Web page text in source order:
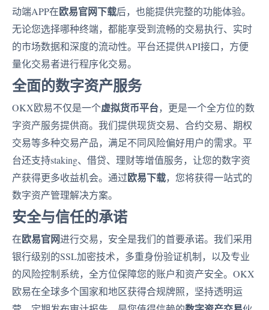
动端APP在欧易官网下载后，也能提供完整的功能体验。
无论您选择哪种终端，都能享受到流畅的交易执行、实时
的市场数据和深度的流动性。平台还提供API接口，方便
量化交易者进行程序化交易。
全面的数字资产服务
OKX欧易不仅是一个虚拟货币平台，更是一个全方位的数
字资产服务提供商。我们提供现货交易、合约交易、期权
交易等多种交易产品，满足不同风险偏好用户的需求。平
台还支持staking、借贷、理财等增值服务，让您的数字资
产获得更多收益机会。通过欧易下载，您将获得一站式的
数字资产管理解决方案。
安全与信任的承诺
在欧易官网进行交易，安全是我们的首要承诺。我们采用
银行级别的SSL加密技术，多重身份验证机制，以及专业
的风险控制系统，全方位保障您的账户和资产安全。OKX
欧易在全球多个国家和地区获得合规牌照，坚持透明运